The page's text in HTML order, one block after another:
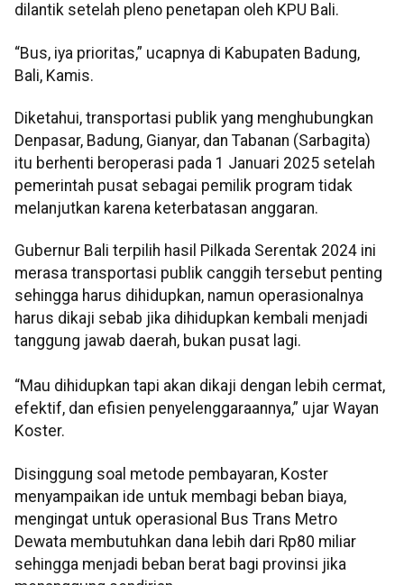
dilantik setelah pleno penetapan oleh KPU Bali.
“Bus, iya prioritas,” ucapnya di Kabupaten Badung,
Bali, Kamis.
Diketahui, transportasi publik yang menghubungkan
Denpasar, Badung, Gianyar, dan Tabanan (Sarbagita)
itu berhenti beroperasi pada 1 Januari 2025 setelah
pemerintah pusat sebagai pemilik program tidak
melanjutkan karena keterbatasan anggaran.
Gubernur Bali terpilih hasil Pilkada Serentak 2024 ini
merasa transportasi publik canggih tersebut penting
sehingga harus dihidupkan, namun operasionalnya
harus dikaji sebab jika dihidupkan kembali menjadi
tanggung jawab daerah, bukan pusat lagi.
“Mau dihidupkan tapi akan dikaji dengan lebih cermat,
efektif, dan efisien penyelenggaraannya,” ujar Wayan
Koster.
Disinggung soal metode pembayaran, Koster
menyampaikan ide untuk membagi beban biaya,
mengingat untuk operasional Bus Trans Metro
Dewata membutuhkan dana lebih dari Rp80 miliar
sehingga menjadi beban berat bagi provinsi jika